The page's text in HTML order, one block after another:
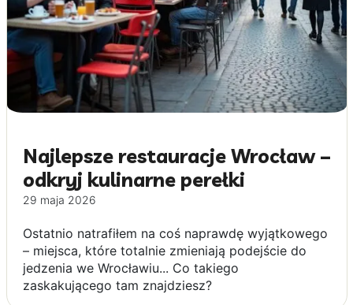
Najlepsze restauracje Wrocław –
odkryj kulinarne perełki
29 maja 2026
Ostatnio natrafiłem na coś naprawdę wyjątkowego
– miejsca, które totalnie zmieniają podejście do
jedzenia we Wrocławiu... Co takiego
zaskakującego tam znajdziesz?